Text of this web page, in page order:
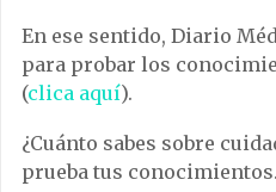
En ese sentido, Diario
para probar los
(clica aquí).
¿Cuánto sabes sobre
prueba tus conocimientos.